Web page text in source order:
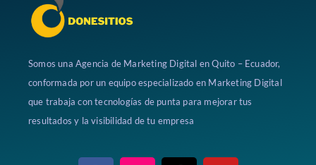
Somos una Agencia de Marketing Digital en Quito – Ecuador,
conformada por un equipo especializado en Marketing Digital
que trabaja con tecnologías de punta para mejorar tus
resultados y la visibilidad de tu empresa